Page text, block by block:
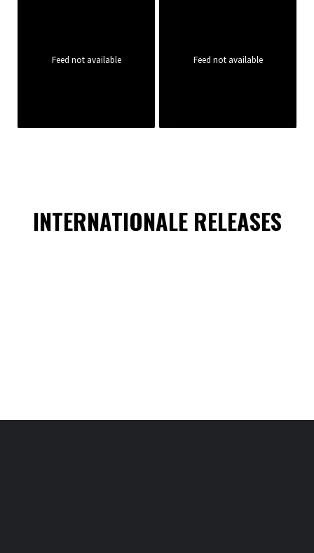
Feed not available Feed not available
INTERNATIONALE RELEASES